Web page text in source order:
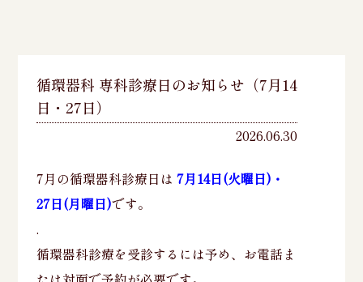
循環器科 専科診療日のお知らせ（7月14
日・27日）
2026.06.30
7月の循環器科診療日は 7月14日(火曜日)・
27日(月曜日)です。
.
循環器科診療を受診するには予め、お電話ま